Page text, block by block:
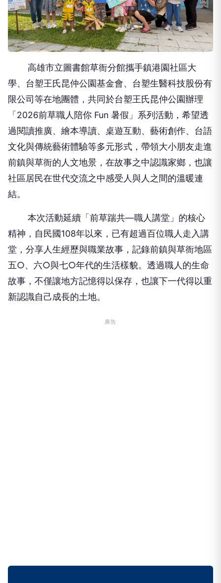
高雄市立圖書館草衙分館攜手鎮港園社區大
學、台塑王氏昆仲公園基金會、台塑生醫科技股份有
限公司等在地團體，共同於台塑王氏昆仲公園辦理
「2026前草職人陪你 Fun 暑假」系列活動，希望透
過閱讀推廣、繪本導讀、桌遊互動、藝術創作、台語
文化與傳統藝術體驗等多元形式，帶領大小朋友走進
前鎮與草衙的人文地景，在故事之中認識家鄉，也讓
社區居民在世代交流之中感受人與人之間的溫暖連
結。
本次活動延續「前草踹共—職人講堂」的核心
精神，自民國108年以來，已有超過百位職人走入講
堂，分享人生經歷與職業故事，記錄前鎮與草衙地區
五○、六○與七○年代的生活樣貌。透過職人的生命
故事，不僅讓地方記憶得以保存，也讓下一代得以重
新認識自己成長的土地。
廣告